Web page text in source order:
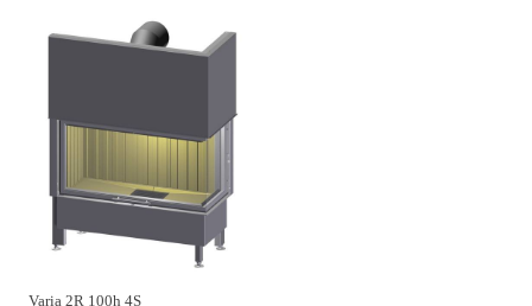
Varia 2R 100h 4S